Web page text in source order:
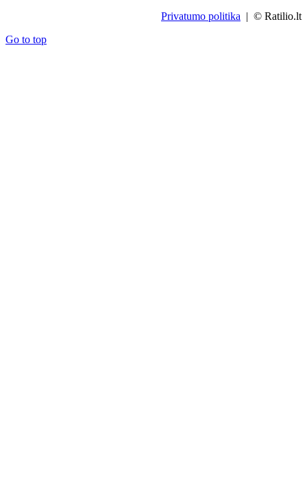
Privatumo politika | © Ratilio.lt
Go to top